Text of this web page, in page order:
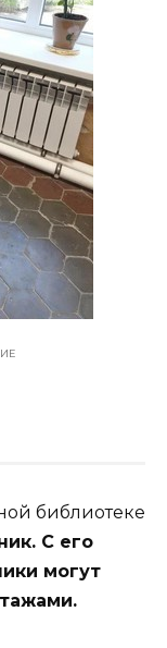
библиотеке
С его
могут